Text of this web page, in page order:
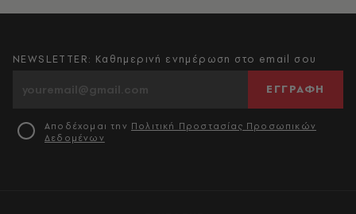
NEWSLETTER: Καθημερινή ενημέρωση στο email σου
ΕΓΓΡΑΦΗ
Αποδέχομαι την Πολιτική Προστασίας Προσωπικών
Δεδομένων